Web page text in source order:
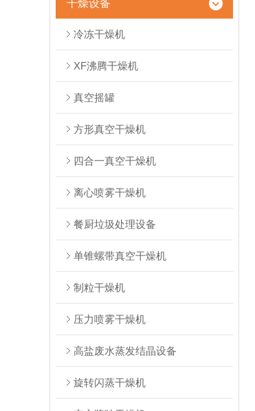
干燥设备
冷冻干燥机
XF沸腾干燥机
真空摇罐
方形真空干燥机
四合一真空干燥机
离心喷雾干燥机
餐厨垃圾处理设备
单锥螺带真空干燥机
制粒干燥机
压力喷雾干燥机
高盐废水蒸发结晶设备
旋转闪蒸干燥机